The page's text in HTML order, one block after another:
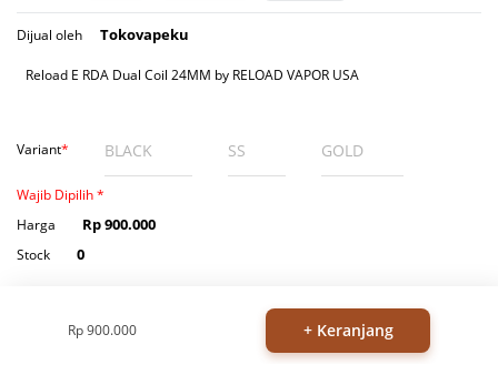
Dijual oleh Tokovapeku
Reload E RDA Dual Coil 24MM by RELOAD VAPOR USA
Variant* BLACK SS GOLD
Wajib Dipilih *
Harga
Rp 900.000
Stock 0
Rp 900.000 + Keranjang